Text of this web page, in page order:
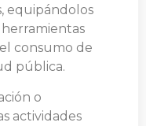
equipándolos
consumo de
pública.
o
actividades